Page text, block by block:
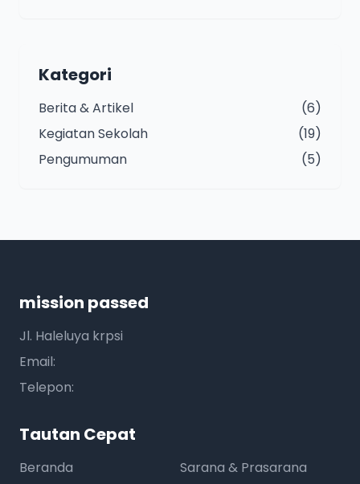
Kategori
Berita & Artikel
(6)
Kegiatan Sekolah
(19)
Pengumuman
(5)
mission passed
Jl. Haleluya krpsi
Email:
Telepon:
Tautan Cepat
Beranda
Sarana & Prasarana